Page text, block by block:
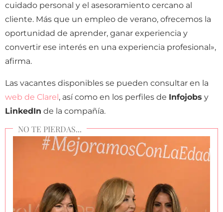
cuidado personal y el asesoramiento cercano al
cliente. Más que un empleo de verano, ofrecemos la
oportunidad de aprender, ganar experiencia y
convertir ese interés en una experiencia profesional»,
afirma.
Las vacantes disponibles se pueden consultar en la
web de Clarel , así como en los perfiles de Infojobs y
LinkedIn de la compañía.